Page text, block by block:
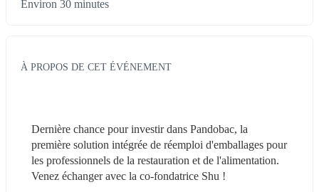
Environ 30 minutes
À PROPOS DE CET ÉVÉNEMENT
Dernière chance pour investir dans Pandobac, la
première solution intégrée de réemploi d'emballages pour
les professionnels de la restauration et de l'alimentation.
Venez échanger avec la co-fondatrice Shu !